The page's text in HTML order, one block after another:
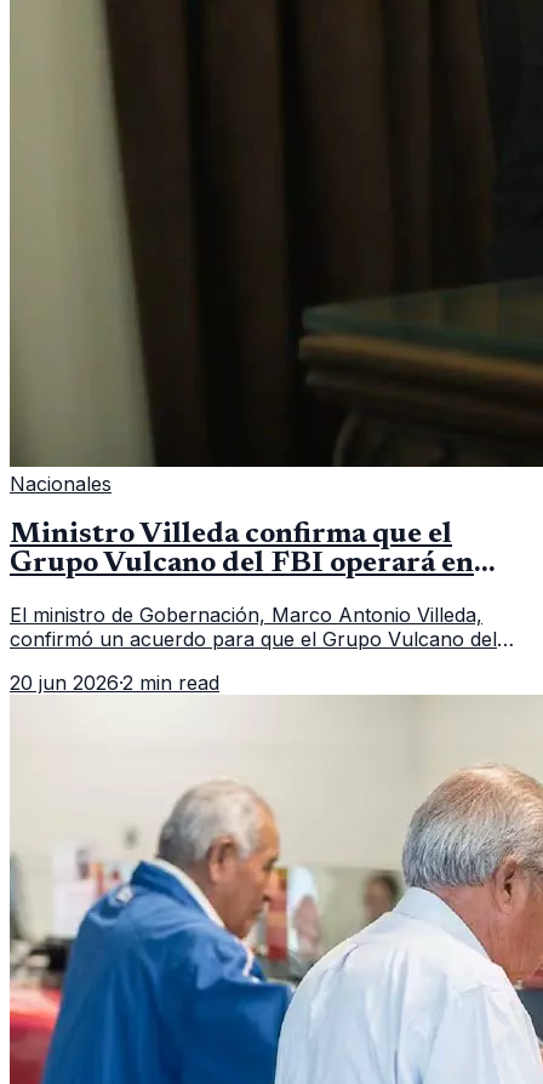
Nacionales
Ministro Villeda confirma que el
Grupo Vulcano del FBI operará en
El ministro de Gobernación, Marco Antonio Villeda,
confirmó un acuerdo para que el Grupo Vulcano del
fallido con la administración anterior del Ministerio
20 jun 2026·2 min read